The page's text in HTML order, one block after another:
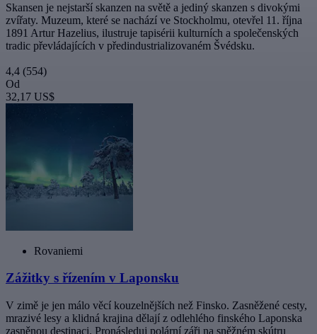
Skansen je nejstarší skanzen na světě a jediný skanzen s divokými
zvířaty. Muzeum, které se nachází ve Stockholmu, otevřel 11. října
1891 Artur Hazelius, ilustruje tapisérii kulturních a společenských
tradic převládajících v předindustrializovaném Švédsku.
4,4 (554)
Od
32,17 US$
Rovaniemi
Zážitky s řízením v Laponsku
V zimě je jen málo věcí kouzelnějších než Finsko. Zasněžené cesty,
mrazivé lesy a klidná krajina dělají z odlehlého finského Laponska
zasněnou destinaci. Pronásleduj polární záři na sněžném skútru